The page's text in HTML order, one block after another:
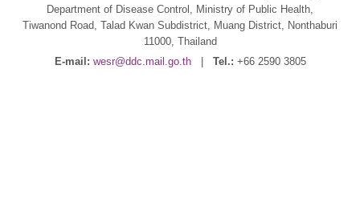
Department of Disease Control, Ministry of Public Health,
Tiwanond Road, Talad Kwan Subdistrict, Muang District, Nonthaburi
11000, Thailand
E-mail: wesr@ddc.mail.go.th| Tel.: +66 2590 3805